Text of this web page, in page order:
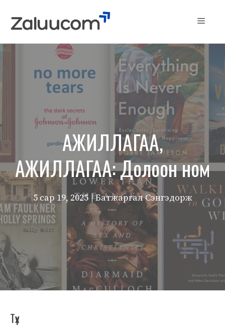
Menu
АЖИЛЛАГАА,
АЖИЛЛАГАА: Долоон ном
5 сар 19, 2025 | Батжаргал Сэнгэдорж
Түүх